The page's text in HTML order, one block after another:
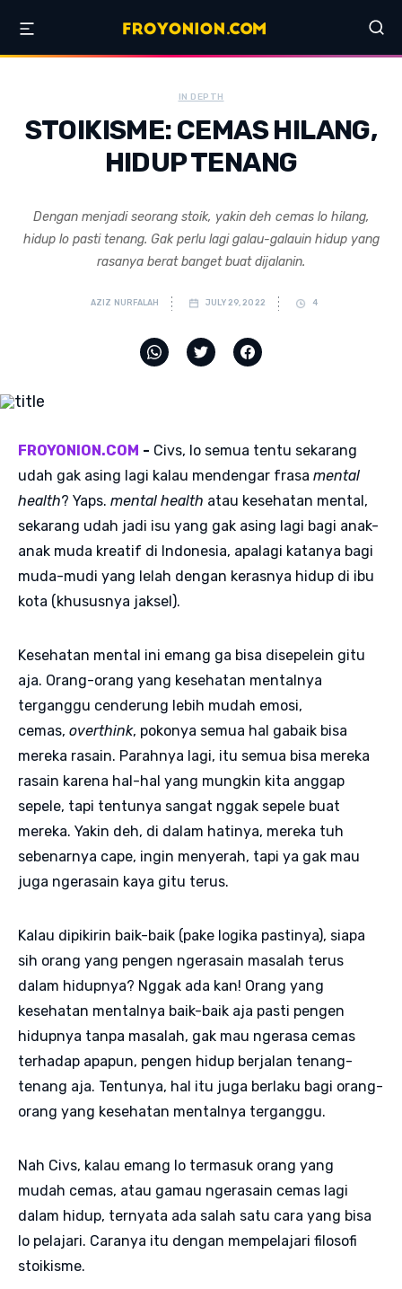
IN DEPTH
STOIKISME: CEMAS HILANG,
HIDUP TENANG
Dengan menjadi seorang stoik, yakin deh cemas lo hilang,
hidup lo pasti tenang. Gak perlu lagi galau-galauin hidup yang
rasanya berat banget buat dijalanin.
AZIZ NURFALAH JULY 29, 2022 4
FROYONION.COM - Civs, lo semua tentu sekarang
udah gak asing lagi kalau mendengar frasa mental
health? Yaps. mental health atau kesehatan mental,
sekarang udah jadi isu yang gak asing lagi bagi anak-
anak muda kreatif di Indonesia, apalagi katanya bagi
muda-mudi yang lelah dengan kerasnya hidup di ibu
kota (khususnya jaksel).
Kesehatan mental ini emang ga bisa disepelein gitu
aja. Orang-orang yang kesehatan mentalnya
terganggu cenderung lebih mudah emosi,
cemas, overthink, pokonya semua hal gabaik bisa
mereka rasain. Parahnya lagi, itu semua bisa mereka
rasain karena hal-hal yang mungkin kita anggap
sepele, tapi tentunya sangat nggak sepele buat
mereka. Yakin deh, di dalam hatinya, mereka tuh
sebenarnya cape, ingin menyerah, tapi ya gak mau
juga ngerasain kaya gitu terus.
Kalau dipikirin baik-baik (pake logika pastinya), siapa
sih orang yang pengen ngerasain masalah terus
dalam hidupnya? Nggak ada kan! Orang yang
kesehatan mentalnya baik-baik aja pasti pengen
hidupnya tanpa masalah, gak mau ngerasa cemas
terhadap apapun, pengen hidup berjalan tenang-
tenang aja. Tentunya, hal itu juga berlaku bagi orang-
orang yang kesehatan mentalnya terganggu.
Nah Civs, kalau emang lo termasuk orang yang
mudah cemas, atau gamau ngerasain cemas lagi
dalam hidup, ternyata ada salah satu cara yang bisa
lo pelajari. Caranya itu dengan mempelajari filosofi
stoikisme.